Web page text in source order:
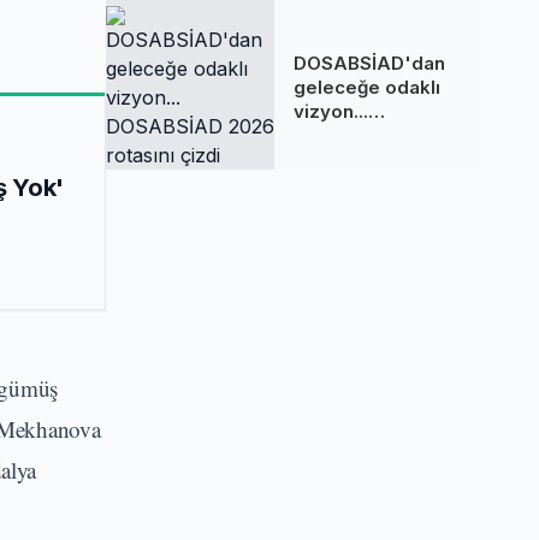
Yok'
DOSABSİAD'dan
geleceğe odaklı
vizyon...